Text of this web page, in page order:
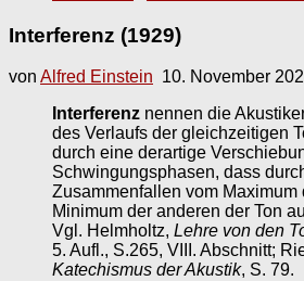
Interferenz (1929)
von Alfred Einstein 10. November
Interferenz nennen die
des Verlaufs der gleichzeitigen
durch eine derartige
Schwingungsphasen, dass
Zusammenfallen vom Maximum
Minimum der anderen der Ton
Vgl. Helmholtz, Lehre von den
5. Aufl., S.265, VIII. Abschnitt;
Katechismus der Akustik, S. 79.